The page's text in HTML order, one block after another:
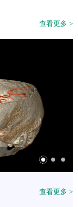
查看更多 >
查看更多 >